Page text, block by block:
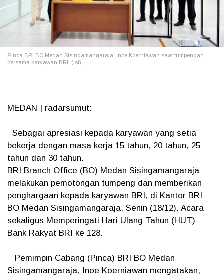
Pinca BRI BO Medan Sisingamangaraja, Inoe Koerniawan saat tumpengan
bersama karyawan BRI. (Ist)
MEDAN | radarsumut:
Sebagai apresiasi kepada karyawan yang setia
bekerja dengan masa kerja 15 tahun, 20 tahun, 25
tahun dan 30 tahun.
BRI Branch Office (BO) Medan Sisingamangaraja
melakukan pemotongan tumpeng dan memberikan
penghargaan kepada karyawan BRI, di Kantor BRI
BO Medan Sisingamangaraja, Senin (18/12). Acara
sekaligus Memperingati Hari Ulang Tahun (HUT)
Bank Rakyat BRI ke 128.
Pemimpin Cabang (Pinca) BRI BO Medan
Sisingamangaraja, Inoe Koerniawan mengatakan,